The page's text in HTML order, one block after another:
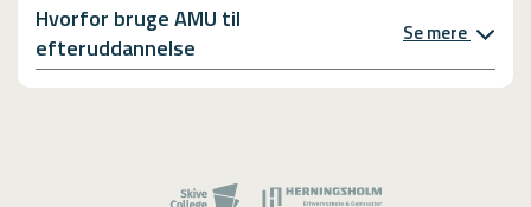
Hvorfor bruge AMU til
efteruddannelse
Se mere